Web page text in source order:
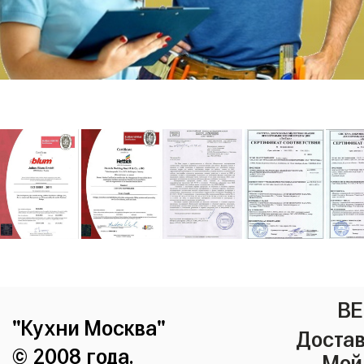
"Кухни Москва"
© 2008 года.